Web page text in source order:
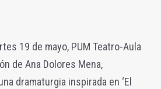
19 de mayo, PUM Teatro-Aula
de Ana Dolores Mena,
dramaturgia inspirada en ‘El